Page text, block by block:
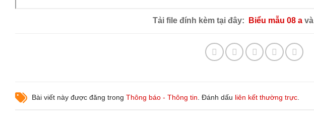
Tải file đính kèm tại đây: Biểu mẫu 08 avà
Bài viết này được đăng trong Thông báo - Thông tin . Đánh dấu liên kết thường trực